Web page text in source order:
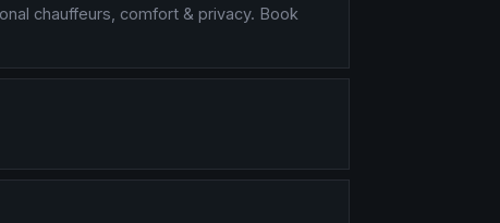
chauffeurs, comfort & privacy. Book